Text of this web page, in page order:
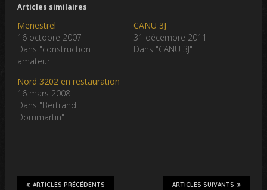
Articles similaires
Menestrel
16 octobre 2007
Dans "construction
amateur"
CANU 3J
31 décembre 2011
Dans "CANU 3J"
Nord 3202 en restauration
16 mars 2008
Dans "Bertrand
Dommartin"
ARTICLES SUIVANTS
ARTICLES PRÉCÉDENTS